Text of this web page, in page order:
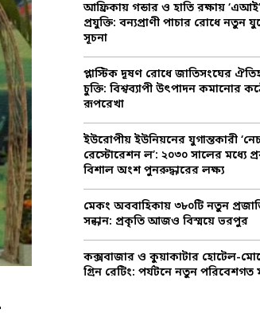
o
r
:
আফ্রিকায় গন্ডার ও হাতি রক্ষায় ‘এআই’
প্রযুক্তি: বন্যপ্রাণী পাচার রোধে নতুন
সূচনা
প্লাস্টিক দূষণ রোধে জাতিসংঘের
চুক্তি: বিশ্বব্যাপী উৎপাদন কমানোর
রূপরেখা
ইউরোপীয় ইউনিয়নের যুগান্তকারী
রেস্টোরেশন ল’: ২০৩০ সালের মধ্যে
বিশাল অংশ পুনরুদ্ধারের লক্ষ্য
মেকং অববাহিকায় ৩৮০টি নতুন
সন্ধান: প্রকৃতি আজও বিস্ময়ে ভরপুর
কক্সবাজার ও কুয়াকাটার হোটেল-
গ্রিন রেটিং: পর্যটনে নতুন পরিবেশগত